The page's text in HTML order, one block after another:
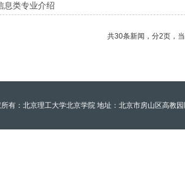
息类专业介绍
共30条新闻，分2页，
有：北京理工大学北京学院 地址：北京市房山区高教园